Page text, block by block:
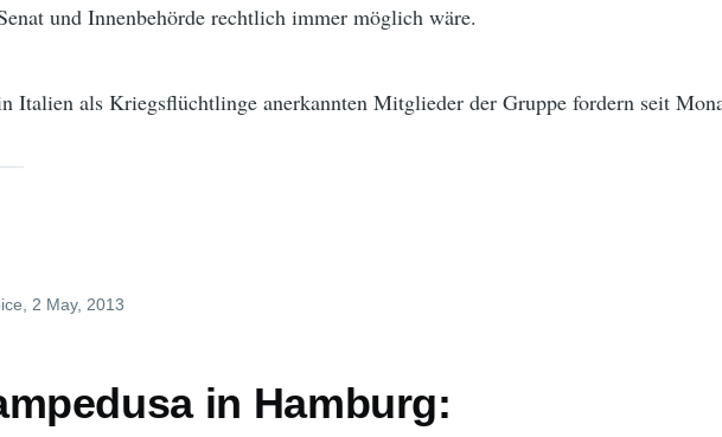
und Innenbehörde rechtlich immer möglich wäre.
Italien als Kriegsflüchtlinge anerkannten Mitglieder der Gruppe fordern seit
, 2 May, 2013
in Hamburg: